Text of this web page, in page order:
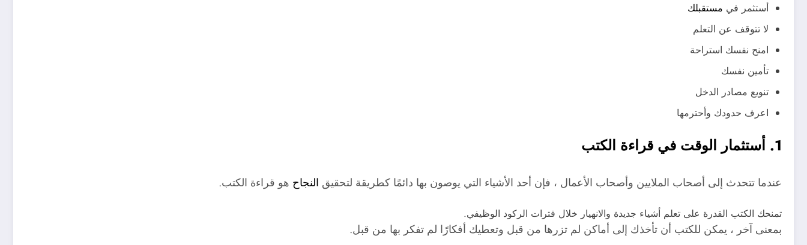
أستثمر في مستقبلك
لا تتوقف عن التعلم
امنح نفسك استراحة
تأمين نفسك
تنويع مصادر الدخل
اعرف حدودك وأحترمها
1. أستثمار الوقت في قراءة الكتب
عندما تتحدث إلى أصحاب الملايين وأصحاب الأعمال ، فإن أحد الأشياء التي يوصون بها دائمًا كطريقة لتحقيق النجاح هو قراءة الكتب.
تمنحك الكتب القدرة على تعلم أشياء جديدة والانهيار خلال فترات الركود الوظيفي.
بمعنى آخر ، يمكن للكتب أن تأخذك إلى أماكن لم تزرها من قبل وتعطيك أفكارًا لم تفكر بها من قبل.